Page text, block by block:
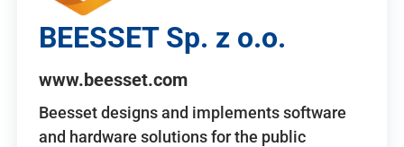
BEESSET Sp. z o.o.
www.beesset.com
Beesset designs and implements software
and hardware solutions for the public